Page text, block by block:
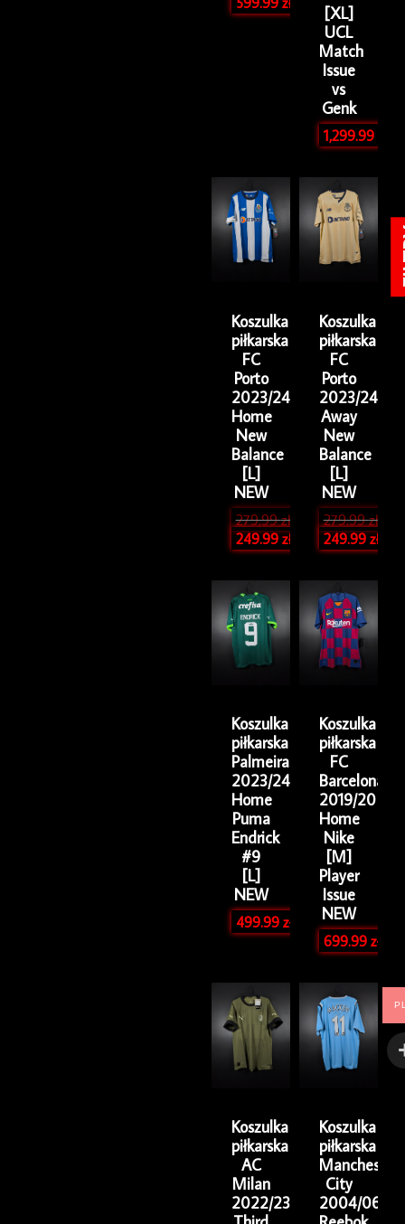
[XL]
UCL
Match
Issue
vs
Genk
1,299.99
Koszulka
piłkarska
FC
Porto
2023/24
Home
New
Balance
[L]
NEW
279.99zł
Pierwotna
cena
wynosiła:
279.99 zł.
249.99zł
Aktualna
cena
wynosi:
249.99 zł.
Koszulka
piłkarska
FC
Porto
2023/24
Away
New
Balance
[L]
NEW
279.99zł
Pierwotna
cena
wynosiła:
279.99 zł.
249.99zł
Aktualna
cena
wynosi:
249.99 zł.
Koszulka
piłkarska
Palmeiras
2023/24
Home
Puma
Endrick
#9
[L]
NEW
499.99zł
Koszulka
piłkarska
FC
Barcelona
2019/20
Home
Nike
[M]
Player
Issue
NEW
699.99zł
Koszulka
piłkarska
AC
Milan
2022/23
Koszulka
piłkarska
Manchester
City
2004/06